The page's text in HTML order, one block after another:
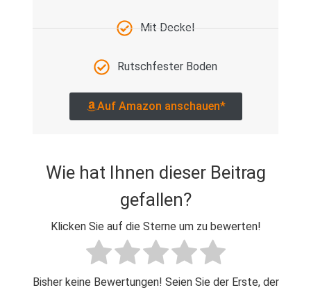
Mit Deckel
Rutschfester Boden
Auf Amazon anschauen*
Wie hat Ihnen dieser Beitrag
gefallen?
Klicken Sie auf die Sterne um zu bewerten!
Bisher keine Bewertungen! Seien Sie der Erste, der